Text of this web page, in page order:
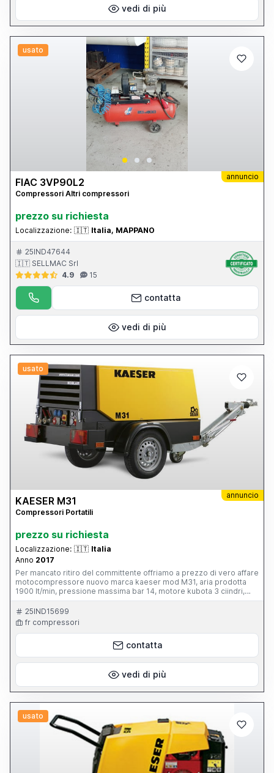
vedi di più
usato
annuncio
FIAC 3VP90L2
Compressori Altri compressori
prezzo su richiesta
Localizzazione: 🇮🇹 Italia, MAPPANO
25IND47644
🇮🇹 SELLMAC Srl
4.9
15
contatta
vedi di più
usato
annuncio
KAESER M31
Compressori Portatili
prezzo su richiesta
Localizzazione: 🇮🇹 Italia
Anno 2017
Per mancato ritiro del committente offriamo a prezzo di vero affare
motocompressore nuovo marca kaeser mod M31, aria prodotta
1900 lt/min, pressione massima bar 14, motore kubota 3 ciindri,
serbatoio 40 lt. Astenersi perditempo, chiamare solo se realmente
interessati
25IND15699
fr compressori
contatta
vedi di più
usato